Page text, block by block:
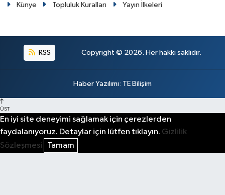
Künye
Topluluk Kuralları Yayın İlkeleri
RSS Copyright © 2026. Her hakkı saklıdır.
Haber Yazılımı: TE Bilişim
ÜST
En iyi site deneyimi sağlamak için çerezlerden
faydalanıyoruz. Detaylar için lütfen tıklayın. Gizlilik
Sözleşmesi
Tamam